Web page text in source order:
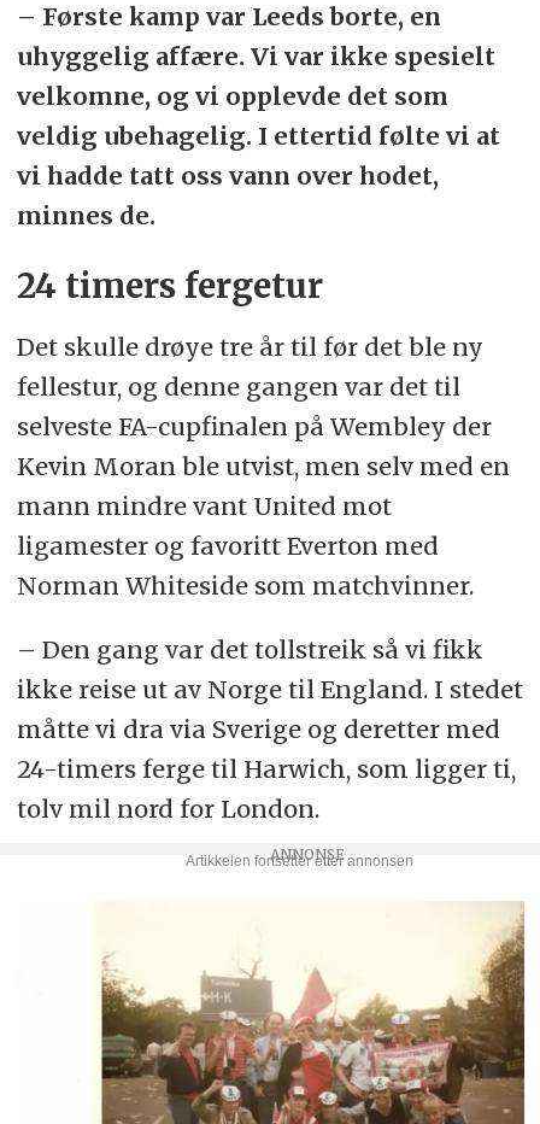
– Første kamp var Leeds borte, en
uhyggelig affære. Vi var ikke spesielt
velkomne, og vi opplevde det som
veldig ubehagelig. I ettertid følte vi at
vi hadde tatt oss vann over hodet,
minnes de.
24 timers fergetur
Det skulle drøye tre år til før det ble ny
fellestur, og denne gangen var det til
selveste FA-cupfinalen på Wembley der
Kevin Moran ble utvist, men selv med en
mann mindre vant United mot
ligamester og favoritt Everton med
Norman Whiteside som matchvinner.
– Den gang var det tollstreik så vi fikk
ikke reise ut av Norge til England. I stedet
måtte vi dra via Sverige og deretter med
24-timers ferge til Harwich, som ligger ti,
tolv mil nord for London.